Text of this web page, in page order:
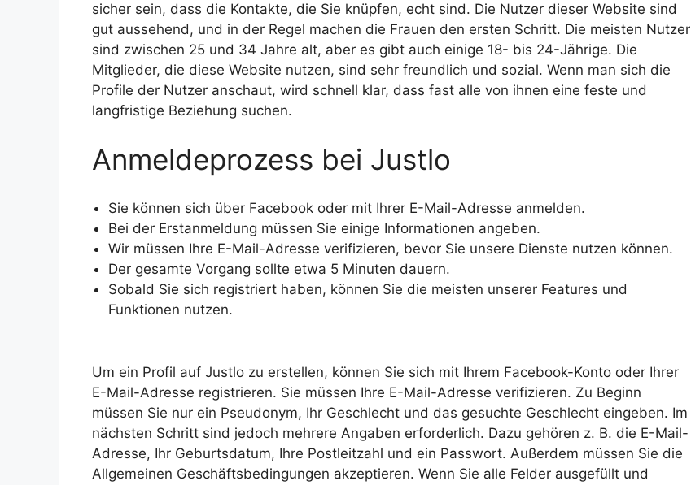
sicher sein, dass die Kontakte, die Sie knüpfen, echt sind. Die Nutzer dieser Website sind
gut aussehend, und in der Regel machen die Frauen den ersten Schritt. Die meisten Nutzer
sind zwischen 25 und 34 Jahre alt, aber es gibt auch einige 18- bis 24-Jährige. Die
Mitglieder, die diese Website nutzen, sind sehr freundlich und sozial. Wenn man sich die
Profile der Nutzer anschaut, wird schnell klar, dass fast alle von ihnen eine feste und
langfristige Beziehung suchen.
Anmeldeprozess bei Justlo
Sie können sich über Facebook oder mit Ihrer E-Mail-Adresse anmelden.
Bei der Erstanmeldung müssen Sie einige Informationen angeben.
Wir müssen Ihre E-Mail-Adresse verifizieren, bevor Sie unsere Dienste nutzen können.
Der gesamte Vorgang sollte etwa 5 Minuten dauern.
Sobald Sie sich registriert haben, können Sie die meisten unserer Features und
Funktionen nutzen.
Um ein Profil auf Justlo zu erstellen, können Sie sich mit Ihrem Facebook-Konto oder Ihrer
E-Mail-Adresse registrieren. Sie müssen Ihre E-Mail-Adresse verifizieren. Zu Beginn
müssen Sie nur ein Pseudonym, Ihr Geschlecht und das gesuchte Geschlecht eingeben. Im
nächsten Schritt sind jedoch mehrere Angaben erforderlich. Dazu gehören z. B. die E-Mail-
Adresse, Ihr Geburtsdatum, Ihre Postleitzahl und ein Passwort. Außerdem müssen Sie die
Allgemeinen Geschäftsbedingungen akzeptieren. Wenn Sie alle Felder ausgefüllt und